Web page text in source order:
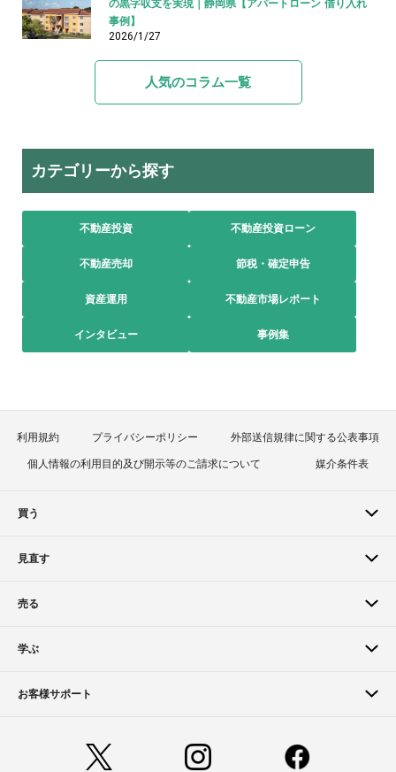
の黒字収支を実現｜静岡県【アパートローン 借り入れ
事例】
2026/1/27
人気のコラム一覧
カテゴリーから探す
不動産投資 不動産投資ローン
不動産売却 節税・確定申告
資産運用 不動産市場レポート
インタビュー 事例集
利用規約 プライバシーポリシー 外部送信規律に関する公表事項
個人情報の利用目的及び開示等のご請求について 媒介条件表
買う
見直す
売る
学ぶ
お客様サポート